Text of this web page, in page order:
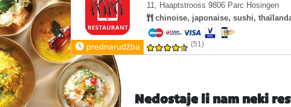
11, Haaptstrooss 9806 Parc Hosingen
chinoise, japonaise, sushi,
prednarudžba (51)
Nedostaje li nam neki